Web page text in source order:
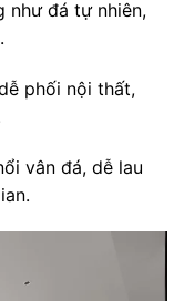
như đá tự nhiên,
phối nội thất,
vân đá, dễ lau